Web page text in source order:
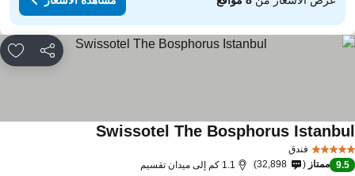
مشاركة
فندق
Swissotel The Bosphorus
9.5 ممتاز 32,898 1.1 كم إلى ميدان تقسيم